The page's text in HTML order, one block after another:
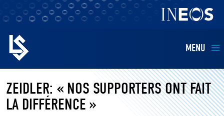
MENU
EQUIPES
BILLETTERIE
ZEIDLER: « NOS SUPPORTERS ONT FAIT
LA DIFFÉRENCE »